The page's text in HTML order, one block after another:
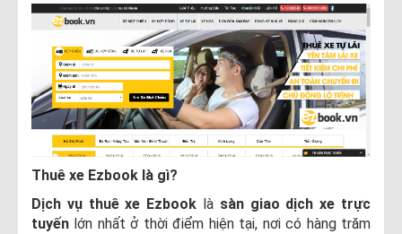
Thuê xe Ezbook là gì?
Dịch vụ thuê xe Ezbook là sàn giao dịch xe trực
tuyến lớn nhất ở thời điểm hiện tại, nơi có hàng trăm